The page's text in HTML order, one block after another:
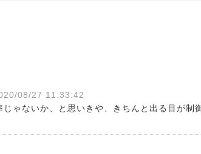
08/27 11:33:42
ゃないか、と思いきや、きちんと出る目が制